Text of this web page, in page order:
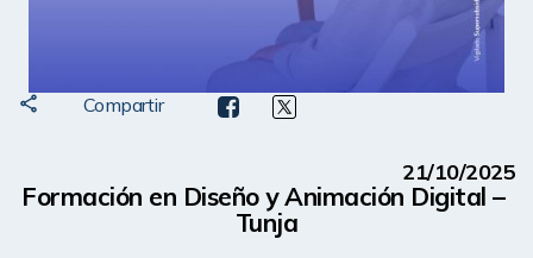
Compartir
21/10/2025
Formación en Diseño y Animación Digital –
Tunja